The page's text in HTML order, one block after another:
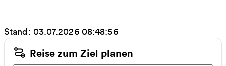
Stand: 03.07.2026 08:48:56
Reise zum Ziel planen